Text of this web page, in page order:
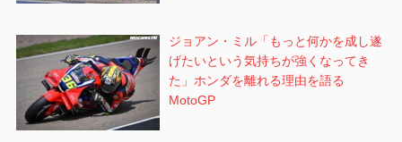
ジョアン・ミル「もっと何かを成し遂
げたいという気持ちが強くなってき
た」ホンダを離れる理由を語る
MotoGP